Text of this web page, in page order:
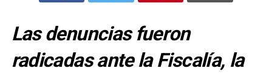
Las denuncias fueron
radicadas ante la Fiscalía, la